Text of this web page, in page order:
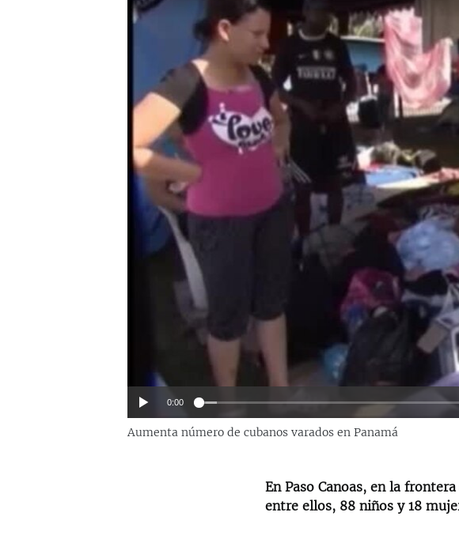
LA REALIDAD DE LA VIVIENDA EN
DESINFORMACIÓN RUSA EN
LA INVASIÓN DE RUSIA A UCRANIA
No
0:00
Aumenta número de cubanos varados en Panamá
En Paso Canoas, en la
entre ellos, 88 niños y 18